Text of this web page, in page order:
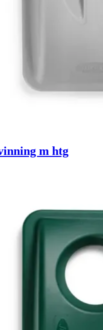
m htg